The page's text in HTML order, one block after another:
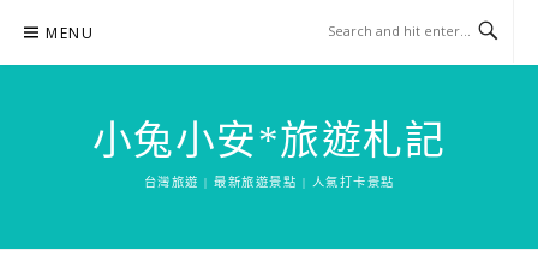
content
MENU
小兔小安*旅遊札記
台灣旅遊 | 最新旅遊景點 | 人氣打卡景點